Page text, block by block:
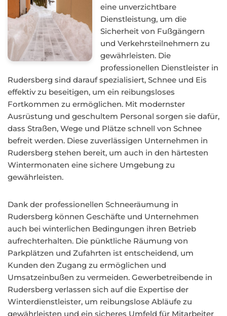
eine unverzichtbare
Dienstleistung, um die
Sicherheit von Fußgängern
und Verkehrsteilnehmern zu
gewährleisten. Die
professionellen Dienstleister in
Rudersberg sind darauf spezialisiert, Schnee und Eis
effektiv zu beseitigen, um ein reibungsloses
Fortkommen zu ermöglichen. Mit modernster
Ausrüstung und geschultem Personal sorgen sie dafür,
dass Straßen, Wege und Plätze schnell von Schnee
befreit werden. Diese zuverlässigen Unternehmen in
Rudersberg stehen bereit, um auch in den härtesten
Wintermonaten eine sichere Umgebung zu
gewährleisten.
Dank der professionellen Schneeräumung in
Rudersberg können Geschäfte und Unternehmen
auch bei winterlichen Bedingungen ihren Betrieb
aufrechterhalten. Die pünktliche Räumung von
Parkplätzen und Zufahrten ist entscheidend, um
Kunden den Zugang zu ermöglichen und
Umsatzeinbußen zu vermeiden. Gewerbetreibende in
Rudersberg verlassen sich auf die Expertise der
Winterdienstleister, um reibungslose Abläufe zu
gewährleisten und ein sicheres Umfeld für Mitarbeiter